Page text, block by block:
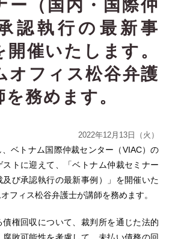
ー（国内・国際仲
認執行の最新事
開催いたします。
オフィス松谷弁護
務めます。
2022年12月13日（火）
ベトナム国際仲裁センター（VIAC）の
トに迎えて、「ベトナム仲裁セミナー
及び承認執行の最新事例）」を開催いた
フィス松谷弁護士が講師を務めます。
権回収について、裁判所を通じた法的